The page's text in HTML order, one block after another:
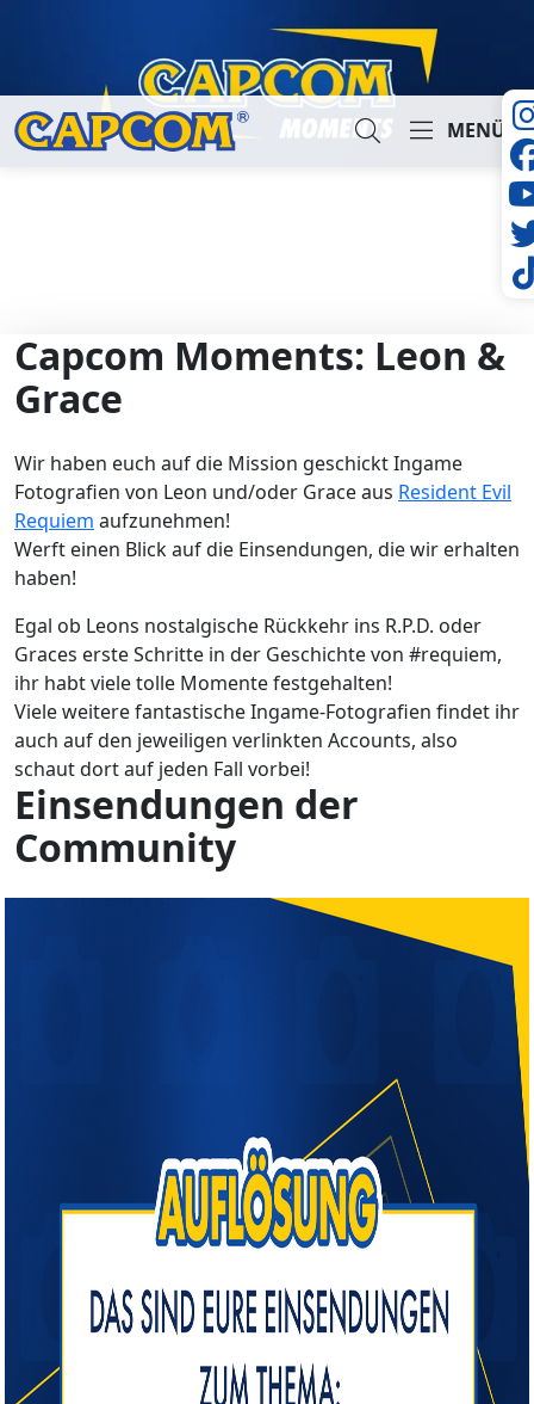
MENÜ
Capcom Moments: Leon &
Grace
Wir haben euch auf die Mission geschickt Ingame
Fotografien von Leon und/oder Grace aus Resident Evil
Requiem aufzunehmen!
Werft einen Blick auf die Einsendungen, die wir erhalten
haben!
Egal ob Leons nostalgische Rückkehr ins R.P.D. oder
Graces erste Schritte in der Geschichte von #requiem,
ihr habt viele tolle Momente festgehalten!
Viele weitere fantastische Ingame-Fotografien findet ihr
auch auf den jeweiligen verlinkten Accounts, also
schaut dort auf jeden Fall vorbei!
Einsendungen der
Community